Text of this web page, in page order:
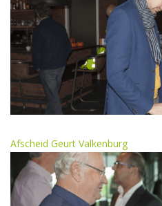
Afscheid Geurt Valkenburg